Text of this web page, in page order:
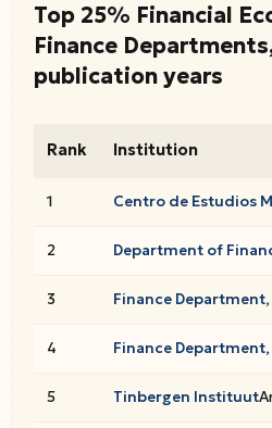
Top 25% Financial
Finance
publication years
Rank Institution
1 Centro de Estudios
2 Department of
3 Finance
4 Finance Department,
5 Tinbergen Instituut